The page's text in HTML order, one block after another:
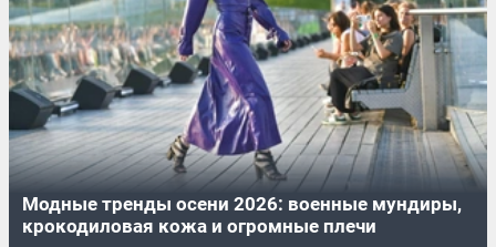
Модные тренды осени 2026: военные мундиры,
крокодиловая кожа и огромные плечи